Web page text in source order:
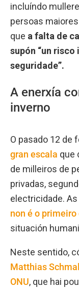
incluíndo
persoas
que a falta de
supón “un risco
seguridade”.
A enerxía
inverno
O pasado 12 de
gran escala que
de milleiros de
privadas,
electricidade.
non é o
situación
Neste sentido,
Matthias
ONU, que hai